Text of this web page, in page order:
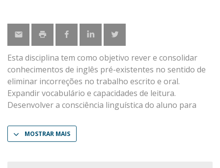
Esta disciplina tem como objetivo rever e consolidar
conhecimentos de inglês pré-existentes no sentido de
eliminar incorreções no trabalho escrito e oral.
Expandir vocabulário e capacidades de leitura.
Desenvolver a consciência linguística do aluno para
MOSTRAR MAIS